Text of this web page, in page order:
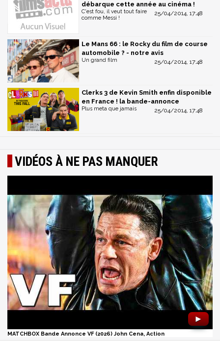
débarque cette année au cinéma !
25/04/2014, 17:48
C'est fou, il veut tout faire
comme Messi !
Le Mans 66 : le Rocky du film de course
automobile ? - notre avis
25/04/2014, 17:48
Un grand film
Clerks 3 de Kevin Smith enfin disponible
en France ! la bande-annonce
25/04/2014, 17:48
Plus meta que jamais
VIDÉOS À NE PAS MANQUER
►
MATCHBOX Bande Annonce VF (2026) John Cena, Action